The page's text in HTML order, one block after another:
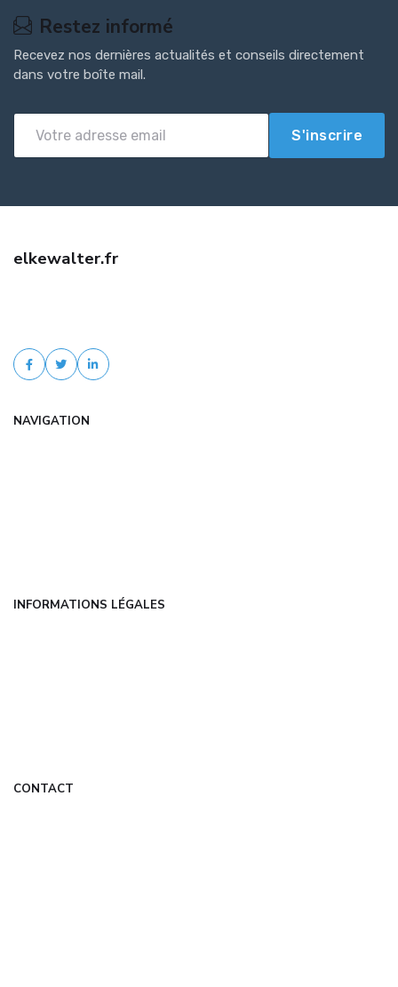
Restez informé
Recevez nos dernières actualités et conseils directement
dans votre boîte mail.
S'inscrire
elkewalter.fr
NAVIGATION
INFORMATIONS LÉGALES
CONTACT